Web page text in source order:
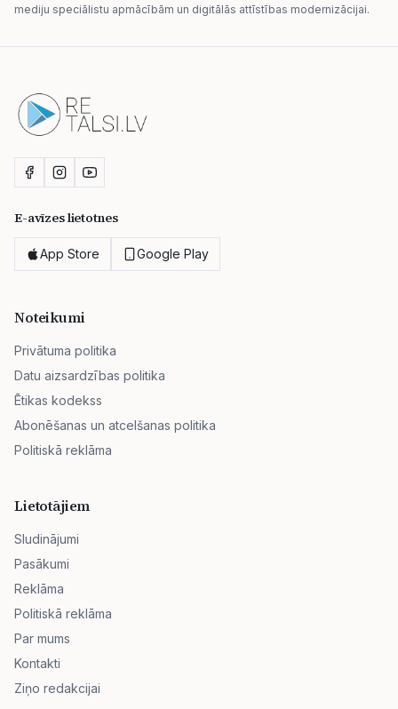
mediju speciālistu apmācībām un digitālās attīstības modernizācijai.
E-avīzes lietotnes
App Store Google Play
Noteikumi
Privātuma politika
Datu aizsardzības politika
Ētikas kodekss
Abonēšanas un atcelšanas politika
Politiskā reklāma
Lietotājiem
Sludinājumi
Pasākumi
Reklāma
Politiskā reklāma
Par mums
Kontakti
Ziņo redakcijai